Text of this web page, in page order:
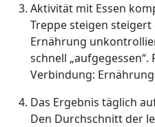
Aktivität mit Essen
Treppe steigen
Ernährung
schnell „aufgegessen“.
Verbindung:
Das Ergebnis täglich
Den Durchschnitt der